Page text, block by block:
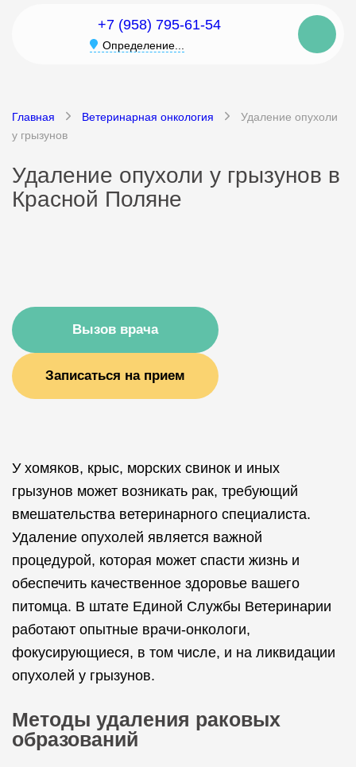
+7 (958) 795-61-54
Определение...
Главная Ветеринарная онкология
Удаление опухоли
у грызунов
Удаление опухоли у грызунов в
Красной Поляне
Вызов врача
Записаться на прием
У хомяков, крыс, морских свинок и иных
грызунов может возникать рак, требующий
вмешательства ветеринарного специалиста.
Удаление опухолей является важной
процедурой, которая может спасти жизнь и
обеспечить качественное здоровье вашего
питомца. В штате Единой Службы Ветеринарии
работают опытные врачи-онкологи,
фокусирующиеся, в том числе, и на ликвидации
опухолей у грызунов.
Методы удаления раковых
образований